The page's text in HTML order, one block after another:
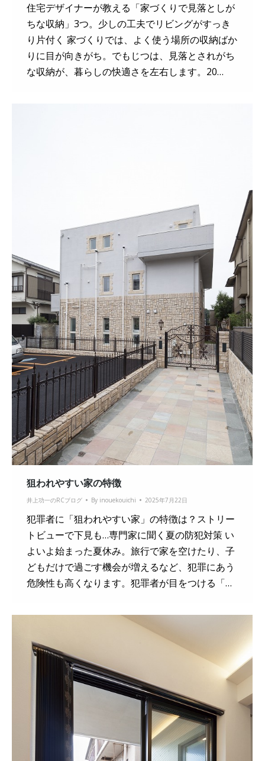
住宅デザイナーが教える「家づくりで見落としが
ちな収納」3つ。少しの工夫でリビングがすっき
り片付く 家づくりでは、よく使う場所の収納ばか
りに目が向きがち。でもじつは、見落とされがち
な収納が、暮らしの快適さを左右します。20…
狙われやすい家の特徴
井上功一のRCブログ By inouekouichi 2025年7月22日
犯罪者に「狙われやすい家」の特徴は？ストリー
トビューで下見も…専門家に聞く夏の防犯対策 い
よいよ始まった夏休み。旅行で家を空けたり、子
どもだけで過ごす機会が増えるなど、犯罪にあう
危険性も高くなります。犯罪者が目をつける「…